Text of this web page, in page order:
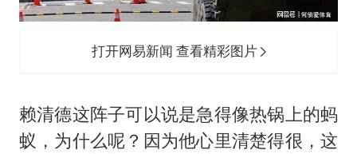
打开网易新闻 查看精彩图片
赖清德这阵子可以说是急得像热锅上的蚂
蚁，为什么呢？因为他心里清楚得很，这